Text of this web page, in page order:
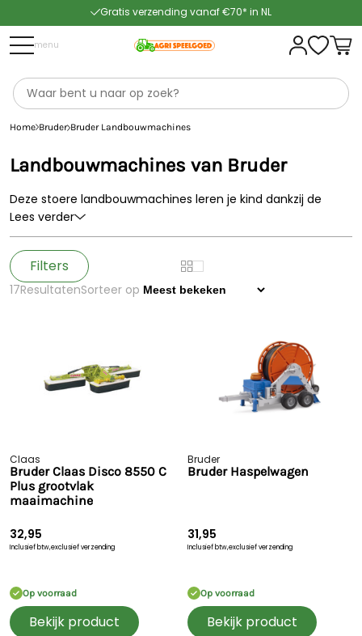
Gratis verzending vanaf €70* in NL
Snelle levering
menu
Home Bruder Bruder Landbouwmachines
Landbouwmachines van Bruder
Deze stoere landbouwmachines leren je kind dankzij de
realistische functies alles over het echte boerenleven. Elke
mengmesttank, is te combineren met alle tractoren van
Bruder.
Lees verder
Filters
17ResultatenSorteer op
Claas
Bruder Claas Disco 8550 C
Plus grootvlak
maaimachine
32,95
Inclusief btw,exclusief verzending
Op voorraad
Bekijk product
Bruder
Bruder Haspelwagen
31,95
Inclusief btw,exclusief verzending
Op voorraad
Bekijk product